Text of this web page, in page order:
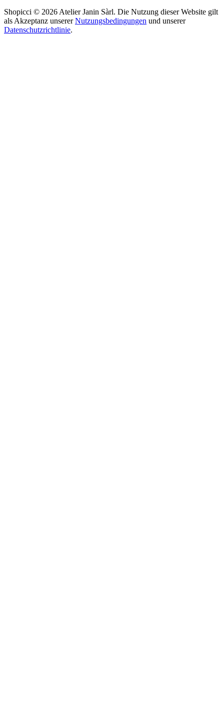
Shopicci © 2026 Atelier Janin Sàrl. Die Nutzung dieser Website gilt
als Akzeptanz unsererNutzungsbedingungen und unserer
Datenschutzrichtlinie.